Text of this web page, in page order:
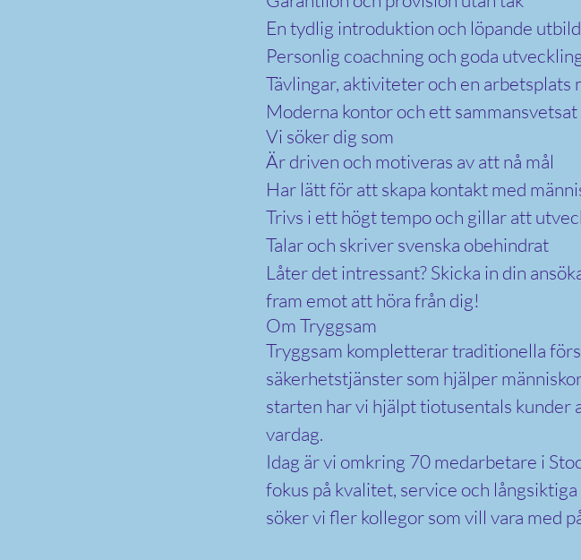
En tydlig introduktion och löpande
Personlig coachning och goda
Tävlingar, aktiviteter och en arbetsplats
Moderna kontor och ett
Vi söker dig som
Är driven och motiveras av att nå mål
Har lätt för att skapa kontakt med
Trivs i ett högt tempo och gillar att
Talar och skriver svenska obehindrat
Låter det intressant? Skicka in din
fram emot att höra från dig!
Om Tryggsam
Tryggsam kompletterar traditionella
säkerhetstjänster som hjälper
starten har vi hjälpt tiotusentals kunder
vardag.
Idag är vi omkring 70 medarbetare i
fokus på kvalitet, service och
söker vi fler kollegor som vill vara med